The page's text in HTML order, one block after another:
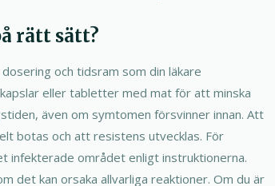
rätt sätt?
och tidsram som din läkare
eller tabletter med mat för att minska
även om symtomen försvinner innan. Att
botas och att resistens utvecklas. För
infekterade området enligt instruktionerna.
det kan orsaka allvarliga reaktioner. Om du är